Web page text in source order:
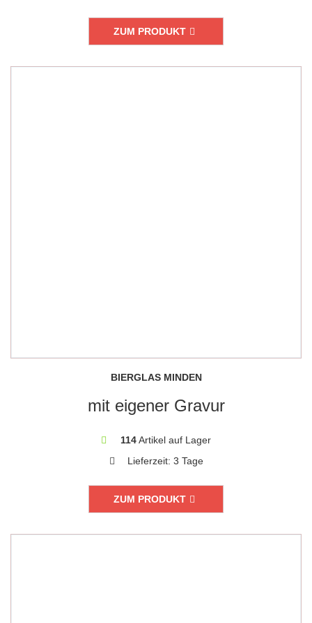
ZUM PRODUKT
BIERGLAS MINDEN
mit eigener Gravur
114Artikel auf Lager
Lieferzeit: 3 Tage
ZUM PRODUKT